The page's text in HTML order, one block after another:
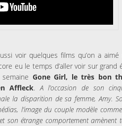
voir quelques films qu’on a aimé
eu le temps d’aller voir sur grand
Gone Girl, le très bon
Affleck.A l’occasion de son
la disparition de sa femme, Amy.
l’image du couple modèle
son étrange comportement amènent